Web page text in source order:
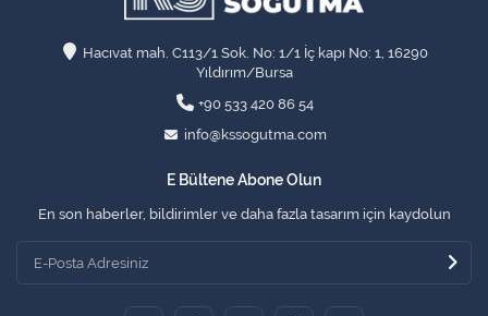
Hacıvat mah. C113/1 Sok. No: 1/1 İç kapı No: 1, 16290
Yıldırım/Bursa
+90 533 420 86 54
info@kssogutma.com
E Bültene Abone Olun
En son haberler, bildirimler ve daha fazla tasarım için kaydolun